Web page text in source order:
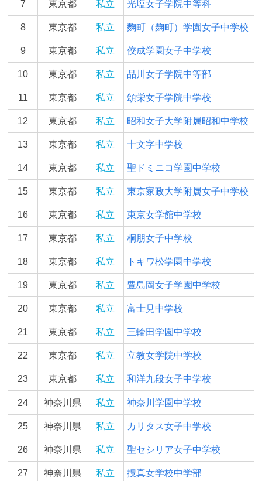
7 東京都 私立 光塩女子学院中等科
8 東京都 私立 麴町（麹町）学園女子中学校
9 東京都 私立 佼成学園女子中学校
10 東京都 私立 品川女子学院中等部
11 東京都 私立 頌栄女子学院中学校
12 東京都 私立 昭和女子大学附属昭和中学校
13 東京都 私立 十文字中学校
14 東京都 私立 聖ドミニコ学園中学校
15 東京都 私立 東京家政大学附属女子中学校
16 東京都 私立 東京女学館中学校
17 東京都 私立 桐朋女子中学校
18 東京都 私立 トキワ松学園中学校
19 東京都 私立 豊島岡女子学園中学校
20 東京都 私立 富士見中学校
21 東京都 私立 三輪田学園中学校
22 東京都 私立 立教女学院中学校
23 東京都 私立 和洋九段女子中学校
24 神奈川県 私立 神奈川学園中学校
25 神奈川県 私立 カリタス女子中学校
26 神奈川県 私立 聖セシリア女子中学校
27 神奈川県 私立 捜真女学校中学部